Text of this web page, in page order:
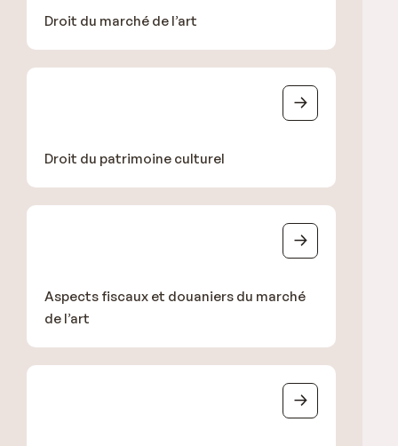
Droit du marché de l’art
Droit du patrimoine culturel
Aspects fiscaux et douaniers du marché
de l’art